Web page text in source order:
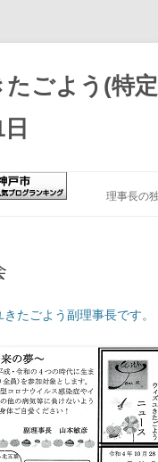
ごよう(特
理事長の
AMAZON
たごよう副理事長です。